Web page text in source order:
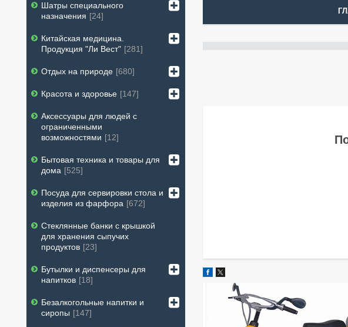
Шатры специального
назначения
24
Китайская медицина.
Продукция "Ли Вест" 281
Отдых на природе 680
Красота и здоровье 147
Аксессуары для людей с
ограниченными
возможностями
12
Бытовая техника и товары для
дома
525
Посуда для сервировки стола и
изделия из фарфора 672
Стеклянные банки с крышкой
для хранения сыпучих
продуктов 23
Бутылки и диспенсеры для
напитков
18
Безалкогольные напитки и
сиропы
147